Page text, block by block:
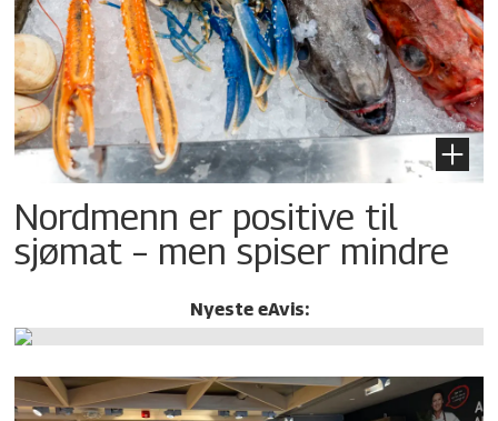
Nordmenn er positive til
sjømat – men spiser mindre
Nyeste eAvis: